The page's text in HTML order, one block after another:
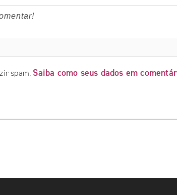
spam. Saiba como seus dados em